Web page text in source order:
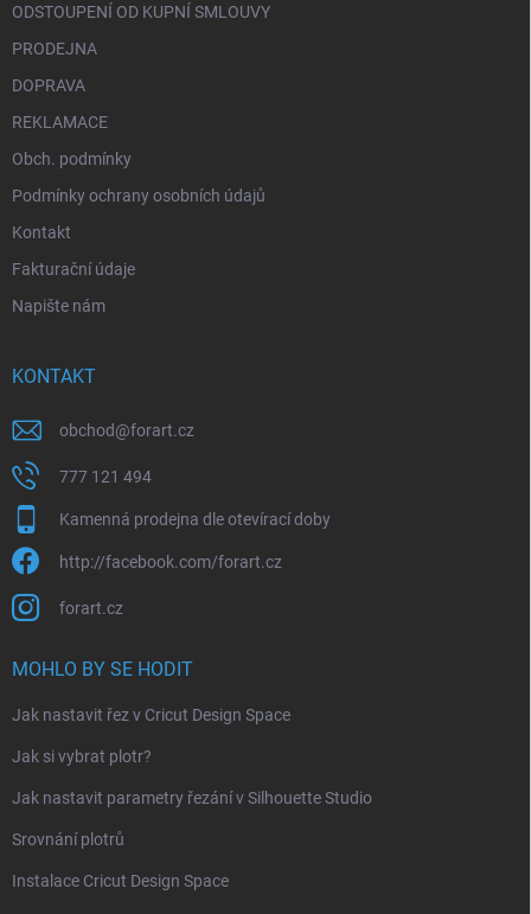
ODSTOUPENÍ OD KUPNÍ SMLOUVY
PRODEJNA
DOPRAVA
REKLAMACE
Obch. podmínky
Podmínky ochrany osobních údajů
Kontakt
Fakturační údaje
Napište nám
KONTAKT
obchod@forart.cz
777 121 494
Kamenná prodejna dle otevírací doby
http://facebook.com/forart.cz
forart.cz
MOHLO BY SE HODIT
Jak nastavit řez v Cricut Design Space
Jak si vybrat plotr?
Jak nastavit parametry řezání v Silhouette Studio
Srovnání plotrů
Instalace Cricut Design Space